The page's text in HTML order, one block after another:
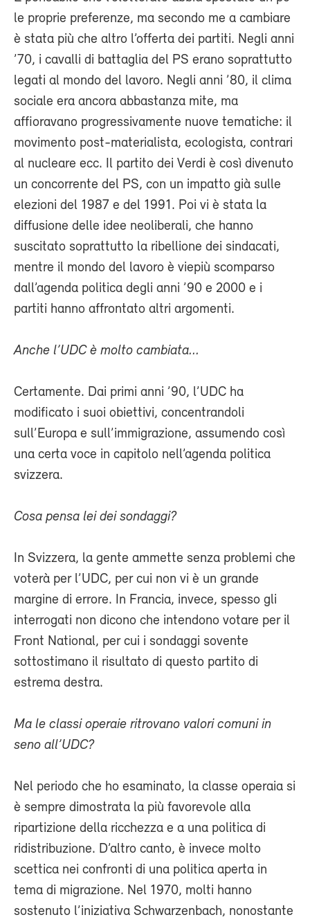
le proprie preferenze, ma secondo me a cambiare
è stata più che altro l’offerta dei partiti. Negli anni
’70, i cavalli di battaglia del PS erano soprattutto
legati al mondo del lavoro. Negli anni ’80, il clima
sociale era ancora abbastanza mite, ma
affioravano progressivamente nuove tematiche: il
movimento post-materialista, ecologista, contrari
al nucleare ecc. Il partito dei Verdi è così divenuto
un concorrente del PS, con un impatto già sulle
elezioni del 1987 e del 1991. Poi vi è stata la
diffusione delle idee neoliberali, che hanno
suscitato soprattutto la ribellione dei sindacati,
mentre il mondo del lavoro è viepiù scomparso
dall’agenda politica degli anni ’90 e 2000 e i
partiti hanno affrontato altri argomenti.
Anche l’UDC è molto cambiata...
Certamente. Dai primi anni ’90, l’UDC ha
modificato i suoi obiettivi, concentrandoli
sull’Europa e sull’immigrazione, assumendo così
una certa voce in capitolo nell’agenda politica
svizzera.
Cosa pensa lei dei sondaggi?
In Svizzera, la gente ammette senza problemi che
voterà per l’UDC, per cui non vi è un grande
margine di errore. In Francia, invece, spesso gli
interrogati non dicono che intendono votare per il
Front National, per cui i sondaggi sovente
sottostimano il risultato di questo partito di
estrema destra.
Ma le classi operaie ritrovano valori comuni in
seno all’UDC?
Nel periodo che ho esaminato, la classe operaia si
è sempre dimostrata la più favorevole alla
ripartizione della ricchezza e a una politica di
ridistribuzione. D’altro canto, è invece molto
scettica nei confronti di una politica aperta in
tema di migrazione. Nel 1970, molti hanno
sostenuto l’iniziativa Schwarzenbach, nonostante